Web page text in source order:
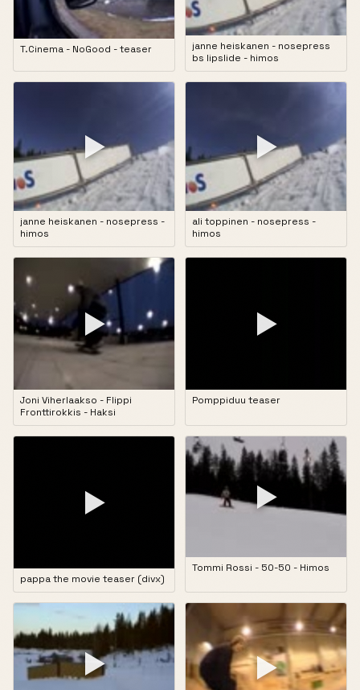
T.Cinema - NoGood - teaser
janne heiskanen - nosepress
bs lipslide - himos
▶
janne heiskanen - nosepress -
himos
▶
ali toppinen - nosepress -
himos
▶
Joni Viherlaakso - Flippi
Fronttirokkis - Haksi
▶
Pomppiduu teaser
▶
pappa the movie teaser (divx)
▶
Tommi Rossi - 50-50 - Himos
▶ ▶